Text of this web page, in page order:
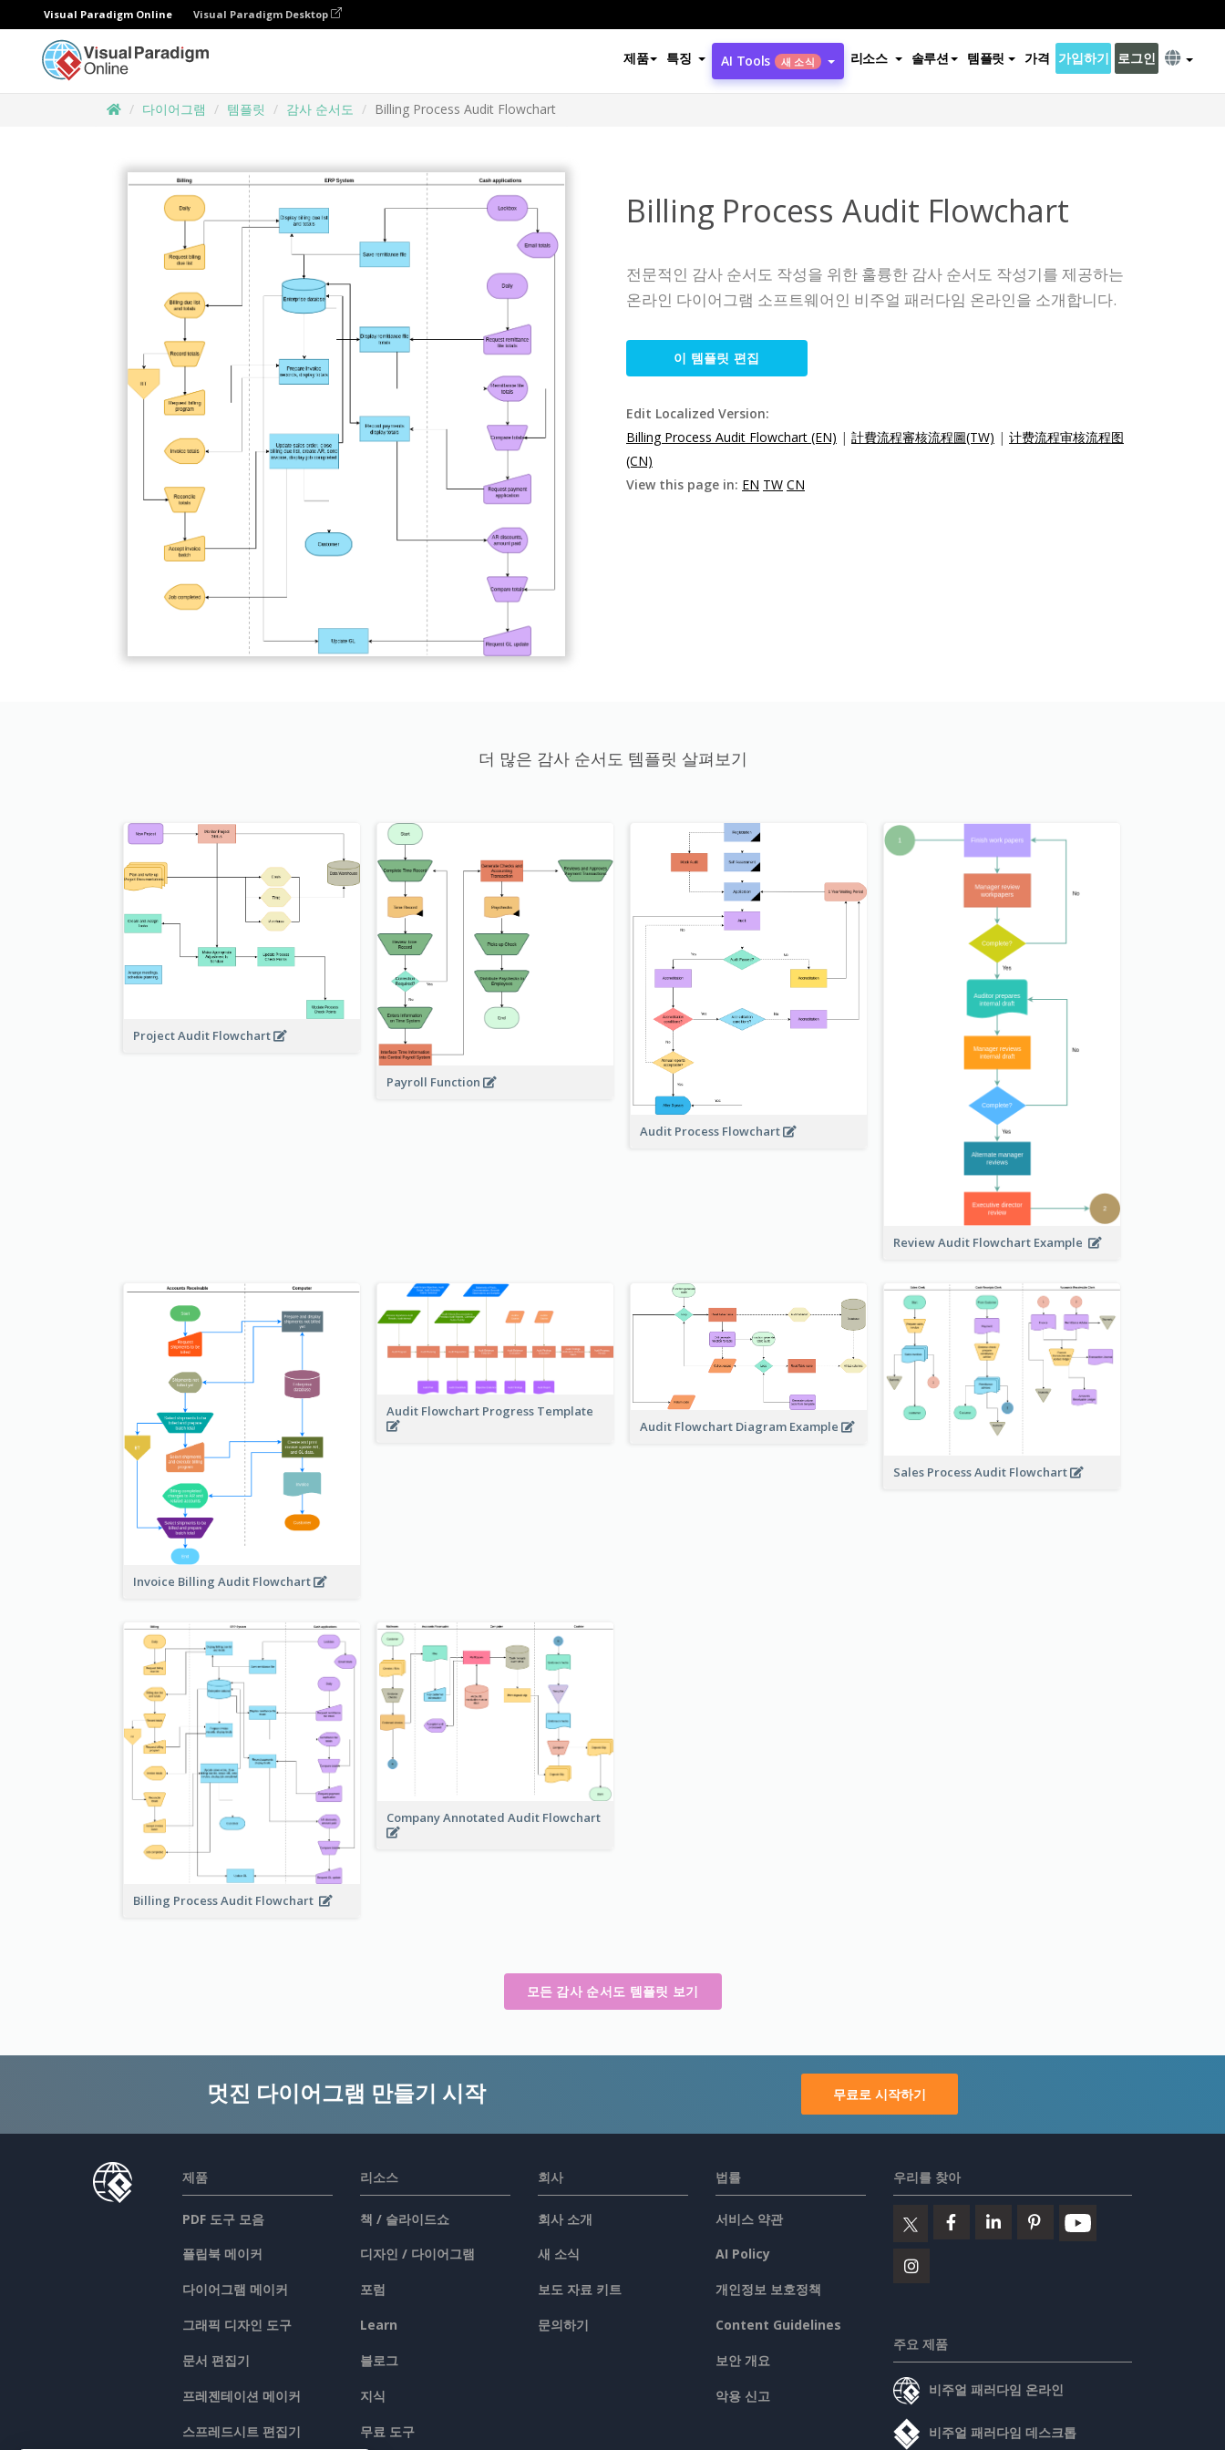
Visual Paradigm Online Visual Paradigm Desktop
제품 특징 AI Tools 새 소식 리소스 솔루션 템플릿 가격 가입하기 로그인
다이어그램 템플릿 감사 순서도 Billing Process Audit Flowchart
Billing Process Audit Flowchart
전문적인 감사 순서도 작성을 위한 훌륭한 감사 순서도 작성기를 제공하는
온라인 다이어그램 소프트웨어인 비주얼 패러다임 온라인을 소개합니다.
이 템플릿 편집
Edit Localized Version:
Billing Process Audit Flowchart (EN) | 計費流程審核流程圖(TW) | 计费流程审核流程图
(CN)
View this page in: EN TW CN
더 많은 감사 순서도 템플릿 살펴보기
Project Audit Flowchart
Payroll Function
Audit Process Flowchart
Review Audit Flowchart Example
Invoice Billing Audit Flowchart
Audit Flowchart Progress Template
Audit Flowchart Diagram Example
Sales Process Audit Flowchart
Billing Process Audit Flowchart
Company Annotated Audit Flowchart
모든 감사 순서도 템플릿 보기
멋진 다이어그램 만들기 시작 무료로 시작하기
제품
PDF 도구 모음
플립북 메이커
다이어그램 메이커
그래픽 디자인 도구
문서 편집기
프레젠테이션 메이커
스프레드시트 편집기
리소스
책 / 슬라이드쇼
디자인 / 다이어그램
포럼
Learn
블로그
지식
무료 도구
회사
회사 소개
새 소식
보도 자료 키트
문의하기
법률
서비스 약관
AI Policy
개인정보 보호정책
Content Guidelines
보안 개요
악용 신고
우리를 찾아
주요 제품
비주얼 패러다임 온라인
비주얼 패러다임 데스크톱